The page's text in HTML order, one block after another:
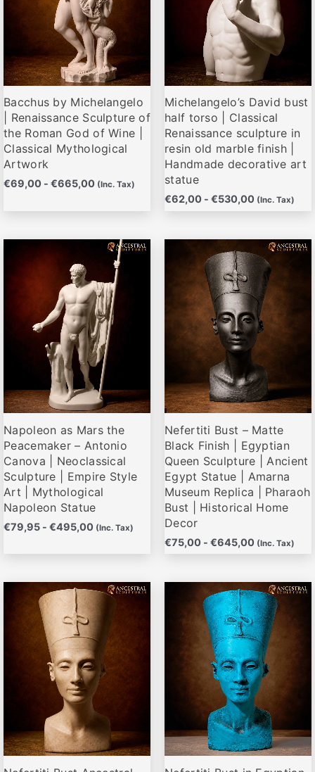
Bacchus by Michelangelo
| Renaissance Sculpture of
the Roman God of Wine |
Classical Mythological
Artwork
€69,00 - €665,00 (Inc. Tax)
pueden
elegir
en
la
página
de
producto
Michelangelo’s David bust
half torso | Classical
Renaissance sculpture in
resin old marble finish |
Handmade decorative art
statue
€62,00 - €530,00 (Inc. Tax)
opciones
pueden
elegir
en
la
página
de
producto
Napoleon as Mars the
Peacemaker – Antonio
Canova | Neoclassical
Sculpture | Empire Style
Art | Mythological
Napoleon Statue
€79,95 - €495,00
Rango
precios:
desde
€79,95
hasta
€495,00
(Inc. Tax)
producto
variantes.
opciones
pueden
elegir
en
la
página
de
producto
Nefertiti Bust – Matte
Black Finish | Egyptian
Queen Sculpture | Ancient
Egypt Statue | Amarna
Museum Replica | Pharaoh
Bust | Historical Home
Decor
€75,00 - €645,00
Rango
de
precios:
desde
€75,00
hasta
€645,00
(Inc. Tax)
producto
múltiples
variantes.
opciones
pueden
elegir
en
la
página
de
producto
Rango
desde
€78,00
hasta
€645,00
producto
tiene
múltiples
variantes.
pueden
elegir
Rango
de
precios:
desde
€78,00
hasta
€645,00
producto
tiene
múltiples
variantes.
opciones
pueden
elegir